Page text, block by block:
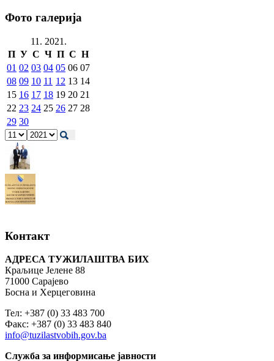
Фото галерија
11. 2021.
П У С Ч П С Н
01 02 03 04 05 06 07
08 09 10 11 12 13 14
15 16 17 18 19 20 21
22 23 24 25 26 27 28
29 30
Контакт
АДРЕСА ТУЖИЛАШТВА БИХ
Краљице Јелене 88
71000 Сарајево
Босна и Херцеговина
Тел: +387 (0) 33 483 700
Факс: +387 (0) 33 483 840
info@tuzilastvobih.gov.ba
Служба за информисање јавности